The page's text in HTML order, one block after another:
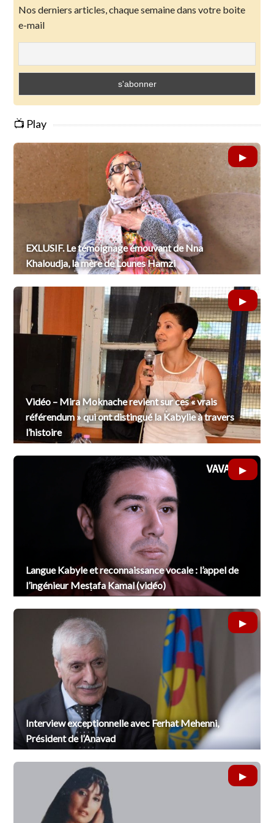
Nos derniers articles, chaque semaine dans votre boite
e-mail
📺 Play
EXLUSIF. Le témoignage émouvant de Nna
Khaloudja, la mère de Lounes Hamzi
Vidéo – Mira Moknache revient sur ces « vrais
référendum » qui ont distingué la Kabylie à travers
l’histoire
Langue Kabyle et reconnaissance vocale : l’appel de
l’ingénieur Mesṭafa Kamal (vidéo)
Interview exceptionnelle avec Ferhat Mehenni,
Président de l’Anavad